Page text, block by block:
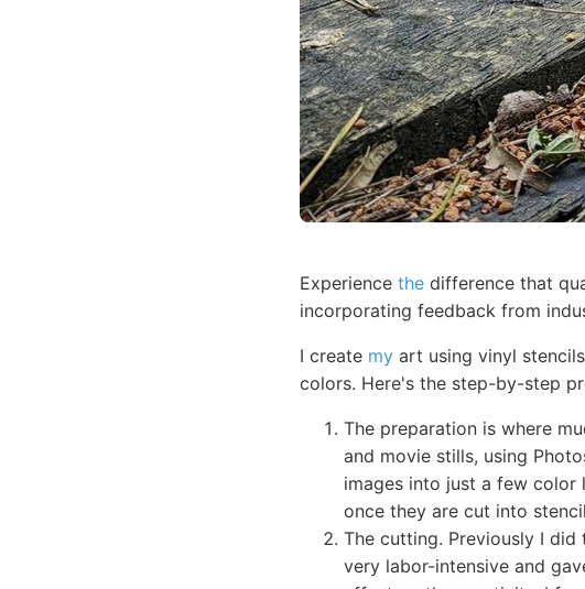
Experience the difference that
incorporating feedback from
I create my art using vinyl
colors. Here's the step-by-step
The preparation is where
and movie stills, using
images into just a few color
once they are cut into
The cutting. Previously I
very labor-intensive and